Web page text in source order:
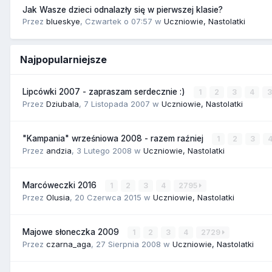
Jak Wasze dzieci odnalazły się w pierwszej klasie?
Przez blueskye, Czwartek o 07:57 w Uczniowie, Nastolatki
Najpopularniejsze
Lipcówki 2007 - zapraszam serdecznie :) 1 2 3 4
Przez Dziubala, 7 Listopada 2007 w Uczniowie, Nastolatki
"Kampania" wrześniowa 2008 - razem raźniej 1 2 3 4
Przez andzia, 3 Lutego 2008 w Uczniowie, Nastolatki
Marcóweczki 2016 1 2 3 4 2795
Przez Olusia, 20 Czerwca 2015 w Uczniowie, Nastolatki
Majowe słoneczka 2009 1 2 3 4 2729
Przez czarna_aga, 27 Sierpnia 2008 w Uczniowie, Nastolatki